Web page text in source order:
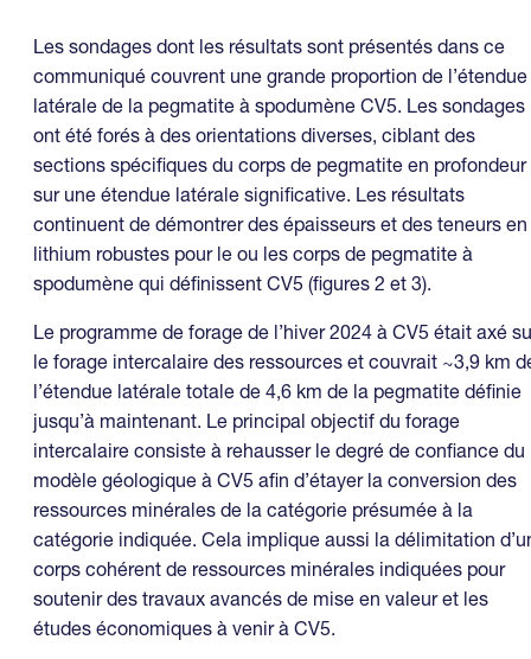
Les sondages dont les résultats sont présentés dans ce
communiqué couvrent une grande proportion de l’étendue
latérale de la pegmatite à spodumène CV5. Les sondages
ont été forés à des orientations diverses, ciblant des
sections spécifiques du corps de pegmatite en profondeur
sur une étendue latérale significative. Les résultats
continuent de démontrer des épaisseurs et des teneurs en
lithium robustes pour le ou les corps de pegmatite à
spodumène qui définissent CV5 (figures 2 et 3).
Le programme de forage de l’hiver 2024 à CV5 était axé
le forage intercalaire des ressources et couvrait ~3,9 km
l’étendue latérale totale de 4,6 km de la pegmatite définie
jusqu’à maintenant. Le principal objectif du forage
intercalaire consiste à rehausser le degré de confiance du
modèle géologique à CV5 afin d’étayer la conversion des
ressources minérales de la catégorie présumée à la
catégorie indiquée. Cela implique aussi la délimitation
corps cohérent de ressources minérales indiquées pour
soutenir des travaux avancés de mise en valeur et les
études économiques à venir à CV5.